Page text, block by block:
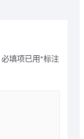
必填项已用*标注